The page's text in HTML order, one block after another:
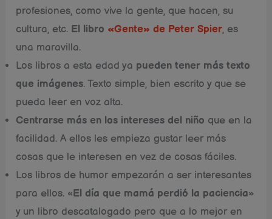
profesiones, como vive la gente, que hacen, su
cultura, etc. El libro «Gente» de Peter Spier, es
una maravilla.
Los libros a esta edad ya pueden tener más texto
que imágenes. Texto simple, bien escrito y que se
pueda leer en voz alta.
Centrarse más en los intereses del niño que en la
facilidad. A ellos les empieza gustar leer más
cosas que le interesen en vez de cosas fáciles.
Los libros de humor empezarán a ser interesantes
para ellos. «El día que mamá perdió la paciencia»
y un libro descatalogado pero que a lo mejor en